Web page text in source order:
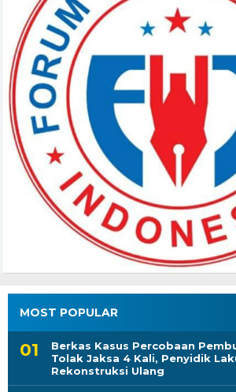
MOST POPULAR
Berkas Kasus Percobaan
Tolak Jaksa 4 Kali, Penyidik
Rekonstruksi Ulang